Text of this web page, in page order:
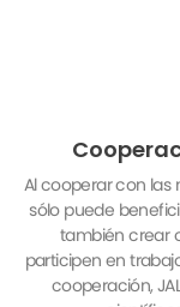
Al cooperar con las
sólo puede
también crear
participen en
cooperación,